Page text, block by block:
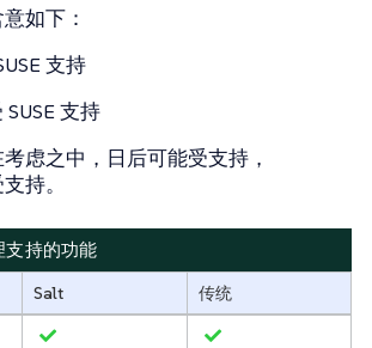
如下：
支持
支持
虑之中，日后可能受支持，
持。
支持的功能
Salt
传统